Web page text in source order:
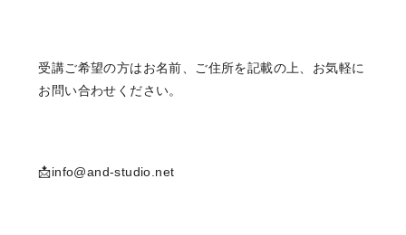
受講ご希望の方はお名前、ご住所を記載の上、お気軽に
お問い合わせください。
📩info@and-studio.net